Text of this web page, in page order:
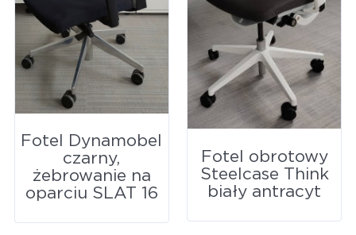
Fotel Dynamobel
czarny,
żebrowanie na
oparciu SLAT 16
Fotel obrotowy
Steelcase Think
biały antracyt